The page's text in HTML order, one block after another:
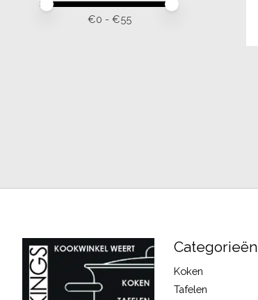
Minimale prijswaarde
Price maximum value
€0 - €55
Categorieën
Koken
Tafelen